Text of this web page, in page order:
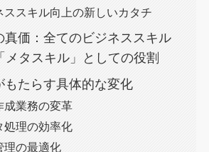
ススキル向上の新しいカタチ
真価：全てのビジネススキル
メタスキル」としての役割
もたらす具体的な変化
成業務の変革
処理の効率化
理の最適化